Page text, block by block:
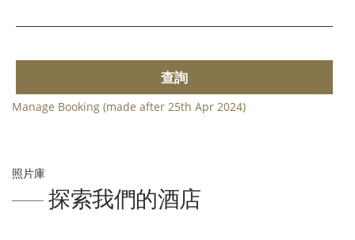
查詢
Manage Booking (made after 25th Apr 2024)
照片庫
探索我們的酒店